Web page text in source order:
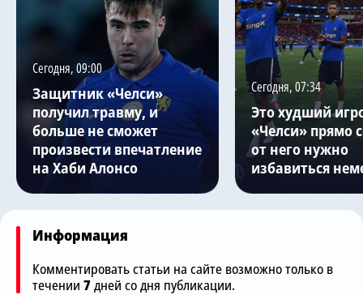
Сегодня, 09:00
Защитник «Челси»
получил травму, и
больше не сможет
произвести впечатление
на Хаби Алонсо
Сегодня, 07:34
Это худший
«Челси» прямо
от него нужно
избавиться
Информация
Комментировать статьи на сайте возможно только в
течении 7дней со дня публикации.